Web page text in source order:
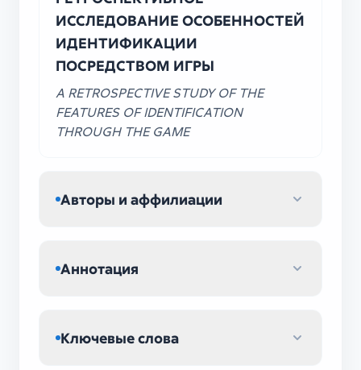
ИССЛЕДОВАНИЕ ОСОБЕННОСТЕЙ
ИДЕНТИФИКАЦИИ
ПОСРЕДСТВОМ ИГРЫ
A RETROSPECTIVE STUDY OF THE
FEATURES OF IDENTIFICATION
THROUGH THE GAME
Авторы и аффилиации
Аннотация
Ключевые слова